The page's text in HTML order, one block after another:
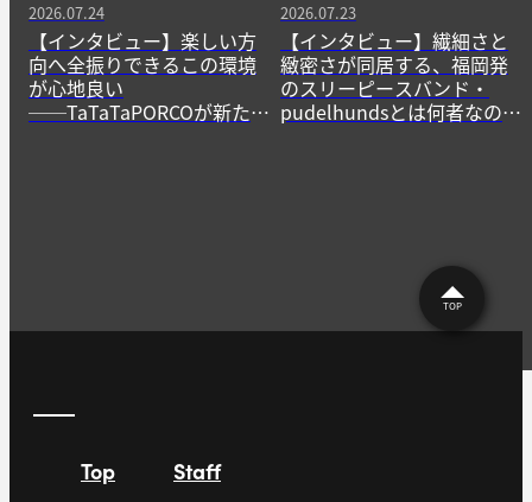
2026.07.24
【インタビュー】楽しい方
向へ全振りできるこの環境
が心地良い
──TaTaTaPORCOが新たに
2026.07.23
【インタビュー】繊細さと
緻密さが同居する、福岡発
のスリーピースバンド・
pudelhundsとは何者なの
TOP
Top
Staff